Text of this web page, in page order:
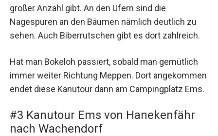
großer Anzahl gibt. An den Ufern sind die
Nagespuren an den Bäumen nämlich deutlich zu
sehen. Auch Biberrutschen gibt es dort zahlreich.
Hat man Bokeloh passiert, sobald man gemütlich
immer weiter Richtung Meppen. Dort angekommen
endet diese Kanutour dann am Campingplatz Ems.
#3 Kanutour Ems von Hanekenfähr
nach Wachendorf